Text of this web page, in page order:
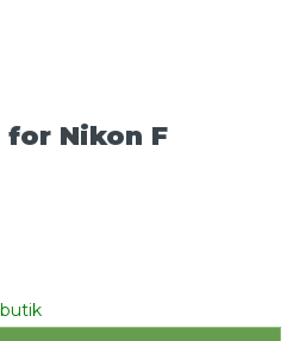
for Nikon F